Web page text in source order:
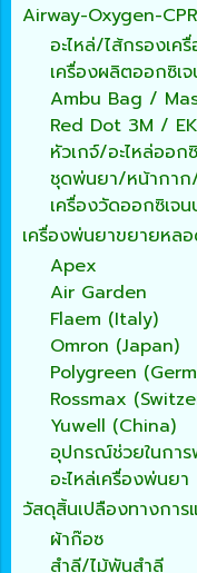
Airway-Oxygen-
อะไหล่/ไส้กรองเค
เครื่องผลิตออกซิเจ
Ambu Bag /
Red Dot 3M /
หัวเกจ์/อะไหล่ออก
ชุดพ่นยา/หน้ากาก
เครื่องวัดออกซิเจ
เครื่องพ่นยาขยายหล
Apex
Air Garden
Flaem (Italy)
Omron (Japan)
Polygreen
Rossmax
Yuwell (China)
อุปกรณ์ช่วยในกา
อะไหล่เครื่องพ่นยา
วัสดุสิ้นเปลืองทางกา
ผ้าก๊อซ
สำลี/ไม้พันสำลี